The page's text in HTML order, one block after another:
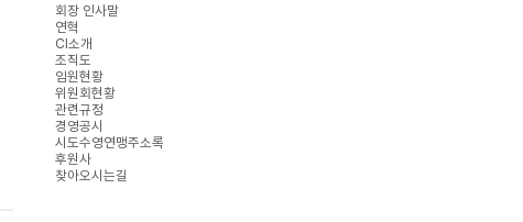
회장 인사말
연혁
CI소개
조직도
임원현황
위원회현황
관련규정
경영공시
시도수영연맹주소록
후원사
찾아오시는길